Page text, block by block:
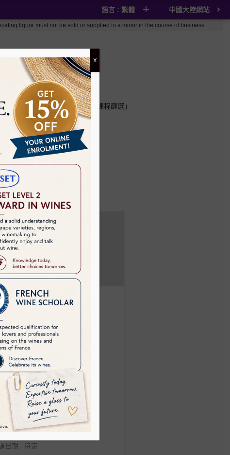
語言 : 繁體 中國大陸網站
liquor must not be sold or supplied to a minor in the course of business.
看我們建議的課程；或使用「課程篩選」
程。
階威士忌大使課程
起
(15小時) + 考試
型式 : 待定
日期 : 待定
X